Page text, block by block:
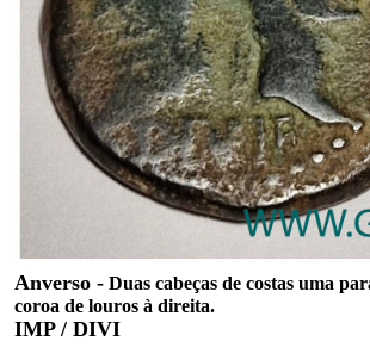
Anverso - Duas cabeças de costas uma
coroa de louros à direita.
IMP / DIVI